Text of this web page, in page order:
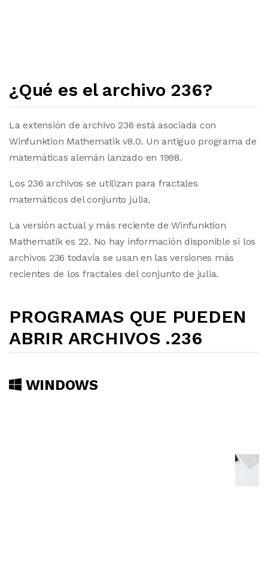
¿Qué es el archivo 236?
La extensión de archivo 236 está asociada con
Winfunktion Mathematik v8.0. Un antiguo programa de
matemáticas alemán lanzado en 1998.
Los 236 archivos se utilizan para fractales
matemáticos del conjunto julia.
La versión actual y más reciente de Winfunktion
Mathematik es 22. No hay información disponible si los
archivos 236 todavía se usan en las versiones más
recientes de los fractales del conjunto de julia.
PROGRAMAS QUE PUEDEN
ABRIR ARCHIVOS .236
WINDOWS